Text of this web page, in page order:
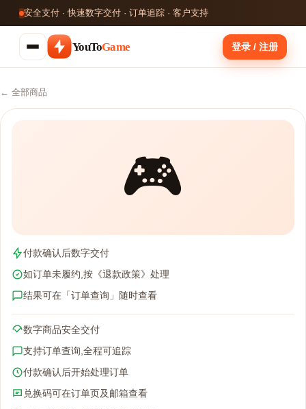
安全支付 · 快速数字交付 · 订单追踪 · 客户支持
YouToGame 登录 / 注册
← 全部商品
🎮
付款确认后数字交付
如订单未履约,按《退款政策》处理
结果可在「订单查询」随时查看
数字商品安全交付
支持订单查询,全程可追踪
付款确认后开始处理订单
兑换码可在订单页及邮箱查看